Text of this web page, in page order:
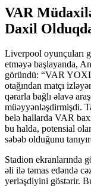
VAR
Daxil
Liverpool oyunçuları
etməyə başlayanda,
göründü: “VAR
otağından matçı
qərarla bağlı əlavə
müəyyənləşdirmişdi.
belə hallarda VAR
bu halda, potensial
səbəb olduğunu
Stadion ekranlarında
əli ilə təmas edəndə
yerləşdiyini göstərir.